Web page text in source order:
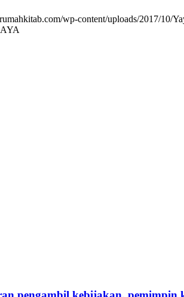
wp-content/uploads/2017/10/